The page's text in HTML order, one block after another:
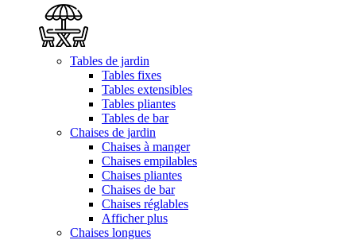
Tables de jardin
Tables fixes
Tables extensibles
Tables pliantes
Tables de bar
Chaises de jardin
Chaises à manger
Chaises empilables
Chaises pliantes
Chaises de bar
Chaises réglables
Afficher plus
Chaises longues